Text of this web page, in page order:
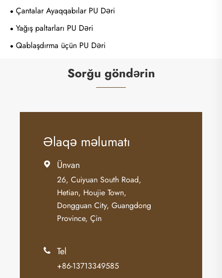
Çantalar Ayaqqabılar PU Dəri
Yağış paltarları PU Dəri
Qablaşdırma üçün PU Dəri
Sorğu göndərin
Əlaqə məlumatı
 Ünvan
26, Cuiyuan South Road,
Hetian, Houjie Town,
Dongguan City, Guangdong
Province, Çin
 Tel
+86-13713349585